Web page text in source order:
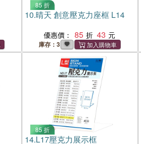
85 折
10.晴天 創意壓克力座框 L14
優惠價： 85 43
庫存：3
85 折
14.L17壓克力展示框